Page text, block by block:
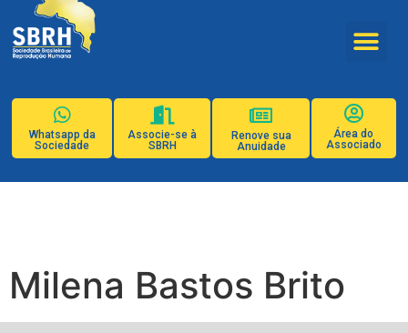
Whatsapp da
Sociedade
Associe-se à
SBRH
Renove sua
Anuidade
Área do
Associado
Milena Bastos Brito